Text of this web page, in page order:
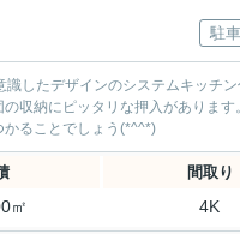
駐
したデザインのシステムキッチ
収納にピッタリな押入がありま
かることでしょう(*^^*)
間取り
㎡ 4K